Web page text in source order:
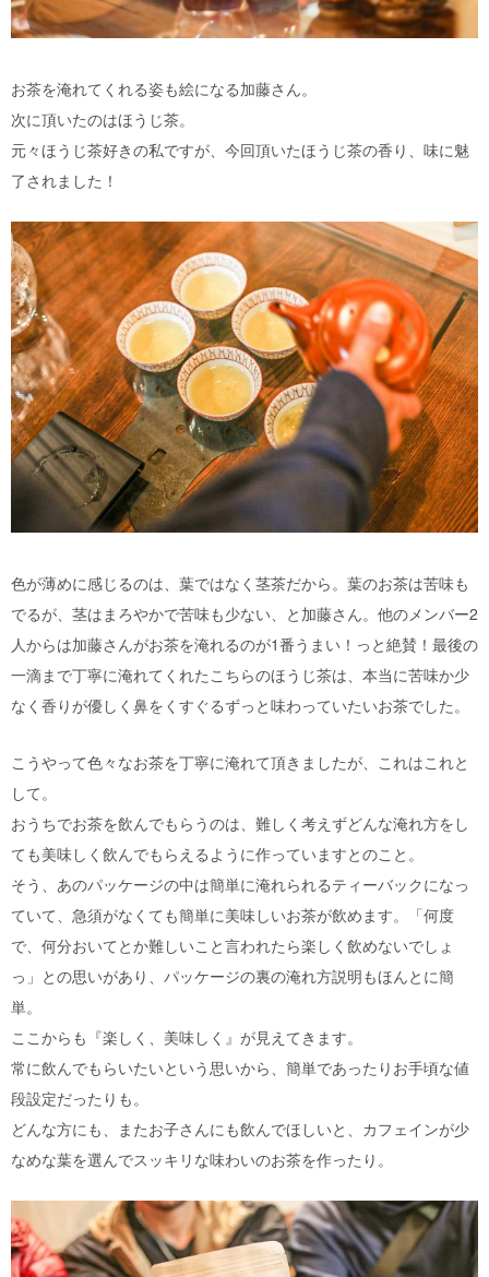
お茶を淹れてくれる姿も絵になる加藤さん。
次に頂いたのはほうじ茶。
元々ほうじ茶好きの私ですが、今回頂いたほうじ茶の香り、味に魅
了されました！
色が薄めに感じるのは、葉ではなく茎茶だから。葉のお茶は苦味も
でるが、茎はまろやかで苦味も少ない、と加藤さん。他のメンバー2
人からは加藤さんがお茶を淹れるのが1番うまい！っと絶賛！最後の
一滴まで丁寧に淹れてくれたこちらのほうじ茶は、本当に苦味か少
なく香りが優しく鼻をくすぐるずっと味わっていたいお茶でした。
こうやって色々なお茶を丁寧に淹れて頂きましたが、これはこれと
して。
おうちでお茶を飲んでもらうのは、難しく考えずどんな淹れ方をし
ても美味しく飲んでもらえるように作っていますとのこと。
そう、あのパッケージの中は簡単に淹れられるティーバックになっ
ていて、急須がなくても簡単に美味しいお茶が飲めます。「何度
で、何分おいてとか難しいこと言われたら楽しく飲めないでしょ
っ」との思いがあり、パッケージの裏の淹れ方説明もほんとに簡
単。
ここからも『楽しく、美味しく』が見えてきます。
常に飲んでもらいたいという思いから、簡単であったりお手頃な値
段設定だったりも。
どんな方にも、またお子さんにも飲んでほしいと、カフェインが少
なめな葉を選んでスッキリな味わいのお茶を作ったり。